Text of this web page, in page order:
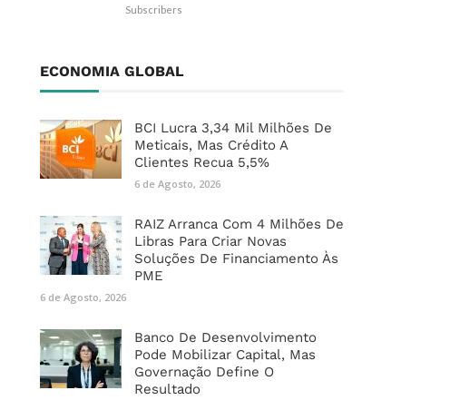
Subscribers
ECONOMIA GLOBAL
BCI Lucra 3,34 Mil Milhões De
Meticais, Mas Crédito A
Clientes Recua 5,5%
6 de Agosto, 2026
RAIZ Arranca Com 4 Milhões De
Libras Para Criar Novas
Soluções De Financiamento Às
PME
6 de Agosto, 2026
Banco De Desenvolvimento
Pode Mobilizar Capital, Mas
Governação Define O
Resultado